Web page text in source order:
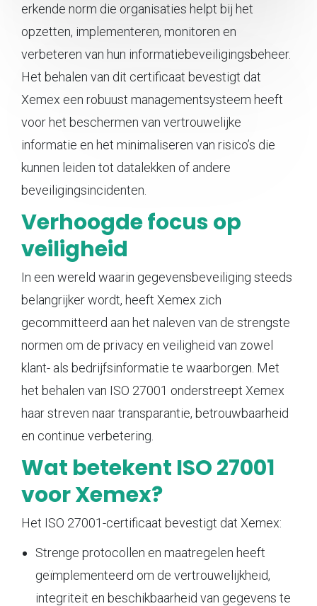
erkende norm die organisaties helpt bij het
opzetten, implementeren, monitoren en
verbeteren van hun informatiebeveiligingsbeheer.
Het behalen van dit certificaat bevestigt dat
Xemex een robuust managementsysteem heeft
voor het beschermen van vertrouwelijke
informatie en het minimaliseren van risico’s die
kunnen leiden tot datalekken of andere
beveiligingsincidenten.
Verhoogde focus op
veiligheid
In een wereld waarin gegevensbeveiliging steeds
belangrijker wordt, heeft Xemex zich
gecommitteerd aan het naleven van de strengste
normen om de privacy en veiligheid van zowel
klant- als bedrijfsinformatie te waarborgen. Met
het behalen van ISO 27001 onderstreept Xemex
haar streven naar transparantie, betrouwbaarheid
en continue verbetering.
Wat betekent ISO 27001
voor Xemex?
Het ISO 27001-certificaat bevestigt dat Xemex:
Strenge protocollen en maatregelen heeft
geïmplementeerd om de vertrouwelijkheid,
integriteit en beschikbaarheid van gegevens te